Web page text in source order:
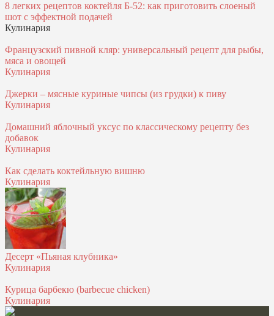
8 легких рецептов коктейля Б-52: как приготовить слоеный
шот с эффектной подачей
Кулинария
Французский пивной кляр: универсальный рецепт для рыбы,
мяса и овощей
Кулинария
Джерки – мясные куриные чипсы (из грудки) к пиву
Кулинария
Домашний яблочный уксус по классическому рецепту без
добавок
Кулинария
Как сделать коктейльную вишню
Кулинария
Десерт «Пьяная клубника»
Кулинария
Курица барбекю (barbecue chicken)
Кулинария